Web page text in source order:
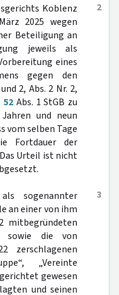
2
Koblenz
2025 wegen
Beteiligung an
jeweils als
eines
gegen den
2, Abs. 2 Nr. 2,
52 Abs. 1 StGB zu
und neun
vom selben Tage
Fortdauer der
Urteil ist nicht
3
sogenannter
an einer von ihm
mitbegründeten
sowie die von
zerschlagenen
„Vereinte
gewesen
und seinen